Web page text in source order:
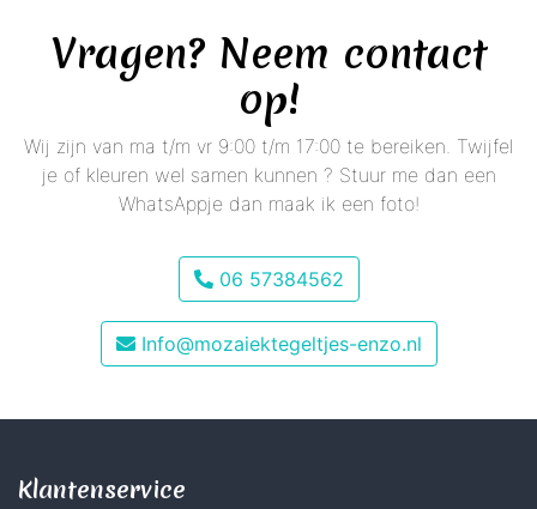
Vragen? Neem contact
op!
Wij zijn van ma t/m vr 9:00 t/m 17:00 te bereiken. Twijfel
je of kleuren wel samen kunnen ? Stuur me dan een
WhatsAppje dan maak ik een foto!
06 57384562
Info@mozaiektegeltjes-enzo.nl
Klantenservice